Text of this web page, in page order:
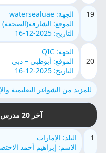
19
الجهة: watersealuae
الموقع: الشارقة(الصجعة)
التاريخ: 2025-12-16
20
الجهة: QIC
الموقع: أبوظبي – دبي
التاريخ: 2025-12-16
للمزيد من الشواغر التعليمية
آخر 20 مدرس مسجل في الموقع
1
البلد: الإمارات
الاسم: إبراهيم أحمد